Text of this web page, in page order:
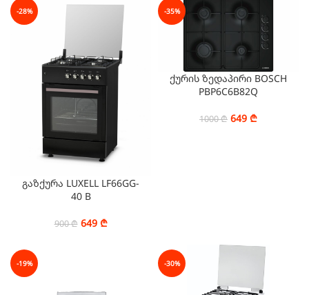
-28%
გაზქურა LUXELL LF66GG-
40 B
900₾ 649 ₾
-35%
ქურის ზედაპირი BOSCH
PBP6C6B82Q
1000₾ 649 ₾
-19% -30%